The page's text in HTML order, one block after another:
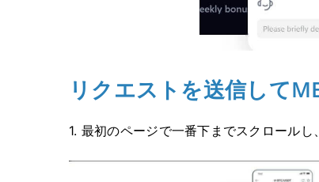
リクエストを送信して
1. 最初のページで一番下までスクロールし